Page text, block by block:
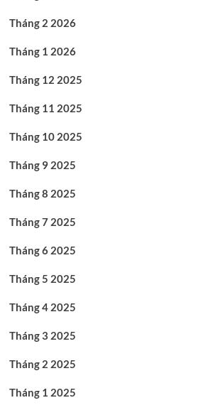
Tháng 2 2026
Tháng 1 2026
Tháng 12 2025
Tháng 11 2025
Tháng 10 2025
Tháng 9 2025
Tháng 8 2025
Tháng 7 2025
Tháng 6 2025
Tháng 5 2025
Tháng 4 2025
Tháng 3 2025
Tháng 2 2025
Tháng 1 2025